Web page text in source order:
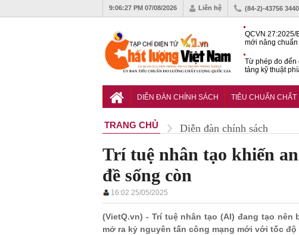
9:06:28 PM 07/08/2026 Liên hệ (84-2)-43756 3440
QCVN 27:2025/
mới nâng
Từ phép đo đến
tảng kỹ thuật
của quy hoạch
DIỄN ĐÀN CHÍNH SÁCH TIÊU CHUẨN
TRANG CHỦ Diễn đàn chính sách
Trí tuệ nhân tạo khiến
đề sống còn
16:02 25/05/2025
(VietQ.vn) - Trí tuệ nhân tạo (AI) đang tạo
mở ra kỷ nguyên tấn công mạng mới với tốc